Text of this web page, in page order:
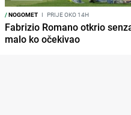
/NOGOMET I PRIJE OKO 14H
Fabrizio Romano otkrio
malo ko očekivao